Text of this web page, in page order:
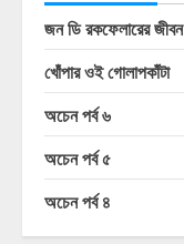
জন ডি রকফেলারের জীবন
খোঁপার ওই গোলাপকাঁটা
অচেন পর্ব ৬
অচেন পর্ব ৫
অচেন পর্ব ৪